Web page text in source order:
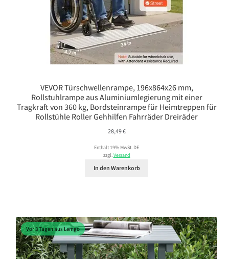
VEVOR Türschwellenrampe, 196x864x26 mm,
Rollstuhlrampe aus Aluminiumlegierung mit einer
Tragkraft von 360 kg, Bordsteinrampe für Heimtreppen für
Rollstühle Roller Gehhilfen Fahrräder Dreiräder
28,49€
Enthält 19% MwSt. DE
zzgl.Versand
In den Warenkorb
Vor 3 Tagen aus Lemgo